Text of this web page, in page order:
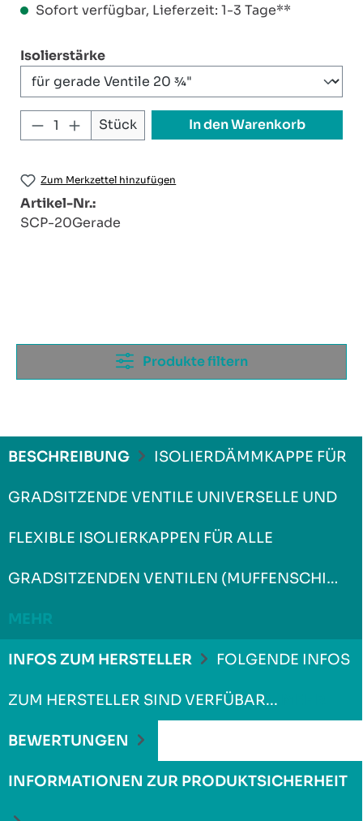
Sofort verfügbar, Lieferzeit: 1-3 Tage**
Isolierstärkeauswählen
Produkt Anzahl: Gib den
Stück In den Warenkorb
Zum Merkzettel hinzufügen
Artikel-Nr.:
SCP-20Gerade
Produkte filtern
BESCHREIBUNG ISOLIERDÄMMKAPPE FÜR
GRADSITZENDE VENTILE UNIVERSELLE UND
FLEXIBLE ISOLIERKAPPEN FÜR ALLE
GRADSITZENDEN VENTILEN (MUFFENSCHI…
INFOS ZUM HERSTELLER FOLGENDE INFOS
ZUM HERSTELLER SIND VERFÜBAR...
BEWERTUNGEN
INFORMATIONEN ZUR PRODUKTSICHERHEIT